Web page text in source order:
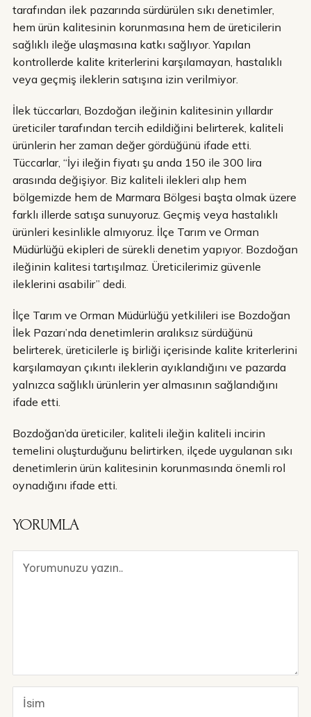
tarafından ilek pazarında sürdürülen sıkı denetimler,
hem ürün kalitesinin korunmasına hem de üreticilerin
sağlıklı ileğe ulaşmasına katkı sağlıyor. Yapılan
kontrollerde kalite kriterlerini karşılamayan, hastalıklı
veya geçmiş ileklerin satışına izin verilmiyor.
İlek tüccarları, Bozdoğan ileğinin kalitesinin yıllardır
üreticiler tarafından tercih edildiğini belirterek, kaliteli
ürünlerin her zaman değer gördüğünü ifade etti.
Tüccarlar, “İyi ileğin fiyatı şu anda 150 ile 300 lira
arasında değişiyor. Biz kaliteli ilekleri alıp hem
bölgemizde hem de Marmara Bölgesi başta olmak üzere
farklı illerde satışa sunuyoruz. Geçmiş veya hastalıklı
ürünleri kesinlikle almıyoruz. İlçe Tarım ve Orman
Müdürlüğü ekipleri de sürekli denetim yapıyor. Bozdoğan
ileğinin kalitesi tartışılmaz. Üreticilerimiz güvenle
ileklerini asabilir” dedi.
İlçe Tarım ve Orman Müdürlüğü yetkilileri ise Bozdoğan
İlek Pazarı’nda denetimlerin aralıksız sürdüğünü
belirterek, üreticilerle iş birliği içerisinde kalite kriterlerini
karşılamayan çıkıntı ileklerin ayıklandığını ve pazarda
yalnızca sağlıklı ürünlerin yer almasının sağlandığını
ifade etti.
Bozdoğan’da üreticiler, kaliteli ileğin kaliteli incirin
temelini oluşturduğunu belirtirken, ilçede uygulanan sıkı
denetimlerin ürün kalitesinin korunmasında önemli rol
oynadığını ifade etti.
YORUMLA